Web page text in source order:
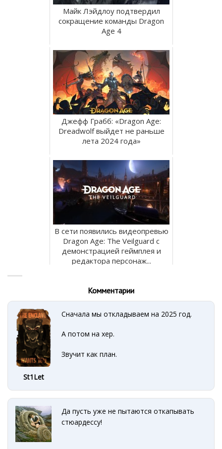
Майк Лэйдлоу подтвердил
сокращение команды Dragon
Age 4
Джефф Грабб: «Dragon Age:
Dreadwolf выйдет не раньше
лета 2024 года»
В сети появились видеопревью
Dragon Age: The Veilguard с
демонстрацией геймплея и
редактора персонаж...
Комментарии
St1Let
Сначала мы откладываем на 2025 год.
А потом на хер.
Звучит как план.
Да пусть уже не пытаются откапывать
стюардессу!